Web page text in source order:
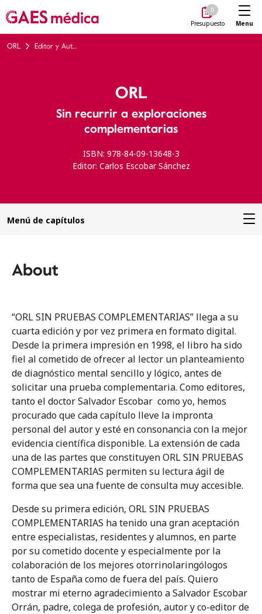
0
Presupuesto Menu
ORL Editor y Autores
ORL
Sin recurrir a exploraciones
complementarias
ISBN: 978-84-09-13648-3
Editor: Carlos Escobar Sánchez
Menú de capítulos
Prólogo
Tema 02
Nariz
Tema 03
Orofaringe
Tema 04
Cara
Tema 05
Cuello
Tema 06
Otros
About
Editor & Autores
About
“ORL SIN PRUEBAS COMPLEMENTARIAS” llega a su
cuarta edición y por vez primera en formato digital.
Desde la primera impresión en 1998, el libro ha sido
fiel al cometido de ofrecer al lector un planteamiento
de diagnóstico mental sencillo y lógico, antes de
solicitar una prueba complementaria. Como editores,
tanto el doctor Salvador Escobar como yo, hemos
procurado que cada capítulo lleve la impronta
personal del autor y esté en consonancia con la mejor
evidencia científica disponible. La extensión de cada
una de las partes que constituyen ORL SIN PRUEBAS
COMPLEMENTARIAS permiten su lectura ágil de
forma que sea una fuente de consulta muy accesible.
Desde su primera edición, ORL SIN PRUEBAS
COMPLEMENTARIAS ha tenido una gran aceptación
entre especialistas, residentes y alumnos, en parte
por su cometido docente y especialmente por la
colaboración de los mejores otorrinolaringólogos
tanto de España como de fuera del país. Quiero
mostrar mi eterno agradecimiento a Salvador Escobar
Orrán, padre, colega de profesión, autor y co-editor de